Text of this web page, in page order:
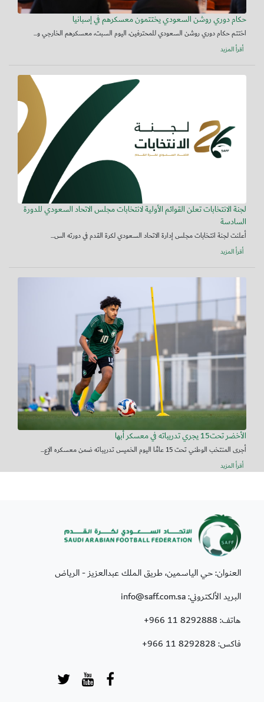
حكام دوري روشن السعودي يختتمون معسكرهم في إسبانيا
اختتم حكام دوري روشن السعودي للمحترفين، اليوم السبت، معسكرهم الخارجي و...
أقرأ المزيد
لجنة الانتخابات تعلن القوائم الأولية لانتخابات مجلس الاتحاد السعودي للدورة
السادسة
أعلنت لجنة انتخابات مجلس إدارة الاتحاد السعودي لكرة القدم في دورته الس...
أقرأ المزيد
الأخضر تحت15 يجري تدريباته في معسكر أبها
أجرى المنتخب الوطني تحت 15 عامًا اليوم الخميس تدريباته ضمن معسكره الإع...
أقرأ المزيد
العنوان: حي الياسمين، طريق الملك عبدالعزيز - الرياض
البريد الألكتروني: info@saff.com.sa
هاتف:+966 11 8292888
فاكس:+966 11 8292828